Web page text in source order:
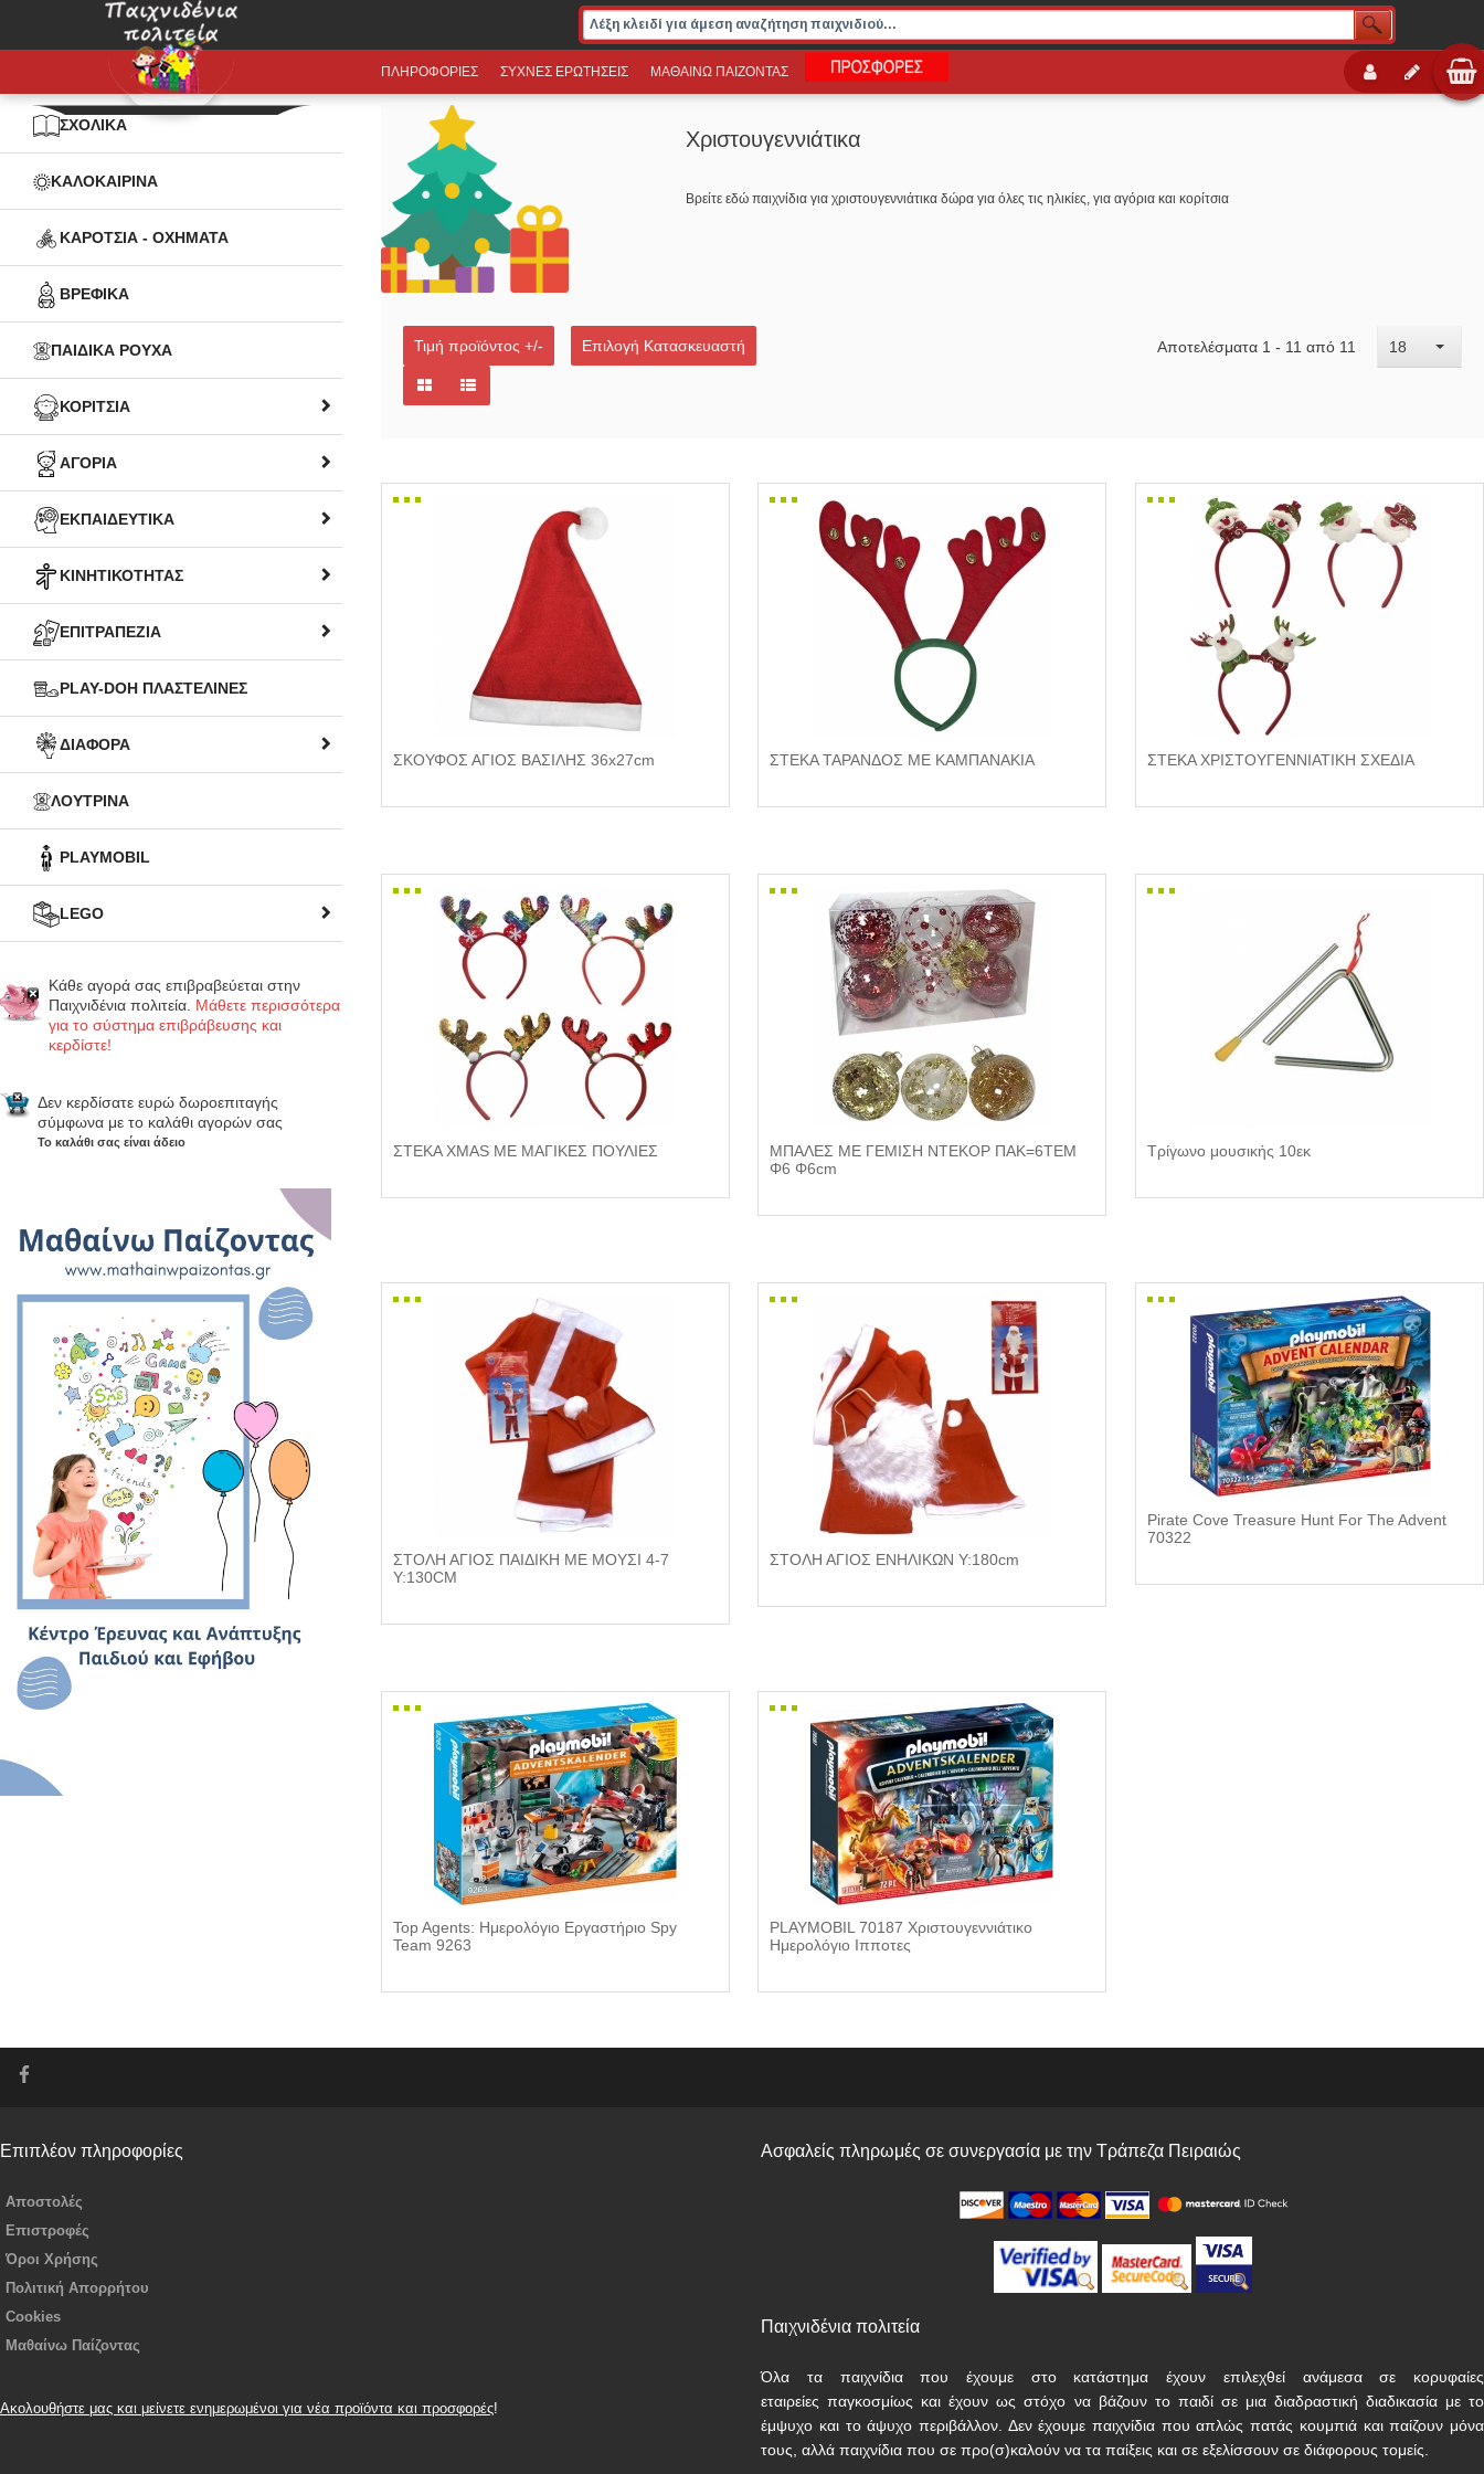
ΠΛΗΡΟΦΟΡΙΕΣ ΣΥΧΝΕΣ ΕΡΩΤΗΣΕΙΣ ΜΑΘΑΙΝΩ ΠΑΙΖΟΝΤΑΣ
ΣΧΟΛΙΚΑ
ΚΑΛΟΚΑΙΡΙΝΑ
ΚΑΡΟΤΣΙΑ - ΟΧΗΜΑΤΑ
ΒΡΕΦΙΚΑ
ΠΑΙΔΙΚΑ ΡΟΥΧΑ
ΚΟΡΙΤΣΙΑ
ΑΓΟΡΙΑ
ΕΚΠΑΙΔΕΥΤΙΚΑ
ΚΙΝΗΤΙΚΟΤΗΤΑΣ
ΕΠΙΤΡΑΠΕΖΙΑ
PLAY-DOH ΠΛΑΣΤΕΛΙΝΕΣ
ΔΙΑΦΟΡΑ
ΛΟΥΤΡΙΝΑ
PLAYMOBIL
LEGO
Κάθε αγορά σας επιβραβεύεται στην
Παιχνιδένια πολιτεία. Μάθετε περισσότερα
για το σύστημα επιβράβευσης και
κερδίστε!
Δεν κερδίσατε ευρώ δωροεπιταγής
σύμφωνα με το καλάθι αγορών σας
Το καλάθι σας είναι άδειο
Χριστουγεννιάτικα
Βρείτε εδώ παιχνίδια για χριστουγεννιάτικαδώρα για όλες τις ηλικίες, για αγόρια και κορίτσια
Τιμή προϊόντος +/- Επιλογή Κατασκευαστή Αποτελέσματα 1 - 11 από 11 18
ΣΚΟΥΦΟΣ ΑΓΙΟΣ ΒΑΣΙΛΗΣ 36x27cm ΣΤΕΚΑ ΤΑΡΑΝΔΟΣ ΜΕ ΚΑΜΠΑΝΑΚΙΑ ΣΤΕΚΑ ΧΡΙΣΤΟΥΓΕΝΝΙΑΤΙΚΗ ΣΧΕΔΙΑ
ΣΤΕΚΑ XMAS ΜΕ ΜΑΓΙΚΕΣ ΠΟΥΛΙΕΣ
ΜΠΑΛΕΣ ΜΕ ΓΕΜΙΣΗ ΝΤΕΚΟΡ ΠΑΚ=6ΤΕΜ
Φ6 Φ6cm
Τρίγωνο μουσικής 10εκ
ΣΤΟΛΗ ΑΓΙΟΣ ΠΑΙΔΙΚΗ ΜΕ ΜΟΥΣΙ 4-7
Υ:130CM
ΣΤΟΛΗ ΑΓΙΟΣ ΕΝΗΛΙΚΩΝ Υ:180cm
Pirate Cove Treasure Hunt For The Advent
70322
Top Agents: Ημερολόγιο Εργαστήριο Spy
Team 9263
PLAYMOBIL 70187 Χριστουγεννιάτικο
Ημερολόγιο Ιπποτες
Επιπλέον πληροφορίες
Αποστολές
Επιστροφές
Όροι Χρήσης
Πολιτική Απορρήτου
Cookies
Μαθαίνω Παίζοντας
Ακολουθήστε μας και μείνετε ενημερωμένοι για νέα προϊόντα και προσφορές!
Ασφαλείς πληρωμές σε συνεργασία με την Τράπεζα Πειραιώς
Παιχνιδένια πολιτεία
Όλα τα παιχνίδια που έχουμε στο κατάστημα έχουν επιλεχθεί ανάμεσα σε κορυφαίες
εταιρείες παγκοσμίως και έχουν ως στόχο να βάζουν το παιδί σε μια διαδραστική διαδικασία με το
έμψυχο και το άψυχο περιβάλλον. Δεν έχουμε παιχνίδια που απλώς πατάς κουμπιά και παίζουν μόνα
τους, αλλά παιχνίδια που σε προ(σ)καλούν να τα παίξεις και σε εξελίσσουν σε διάφορους τομείς.